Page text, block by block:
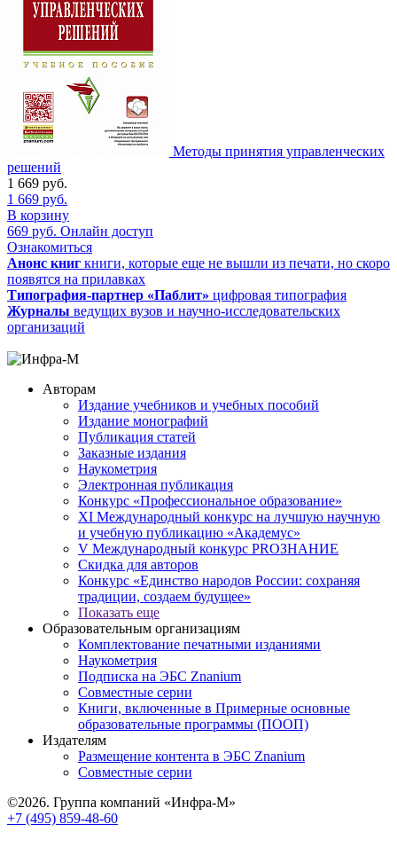
Методы принятия управленческих
решений
1 669 руб.
1 669 руб.
В корзину
669 руб. Онлайн доступ
Ознакомиться
Анонс книг книги, которые еще не вышли из печати, но скоро
появятся на прилавках
Типография-партнер «Паблит» цифровая типография
Журналы ведущих вузов и научно-исследовательских
организаций
Авторам
Издание учебников и учебных пособий
Издание монографий
Публикация статей
Заказные издания
Наукометрия
Электронная публикация
Конкурс «Профессиональное образование»
XI Международный конкурс на лучшую научную
и учебную публикацию «Академус»
V Международный конкурс PROЗНАНИЕ
Скидка для авторов
Конкурс «Единство народов России: сохраняя
традиции, создаем будущее»
Показать еще
Образовательным организациям
Комплектование печатными изданиями
Наукометрия
Подписка на ЭБС Znanium
Совместные серии
Книги, включенные в Примерные основные
образовательные программы (ПООП)
Издателям
Размещение контента в ЭБС Znanium
Совместные серии
©2026. Группа компаний «Инфра-М»
+7 (495) 859-48-60